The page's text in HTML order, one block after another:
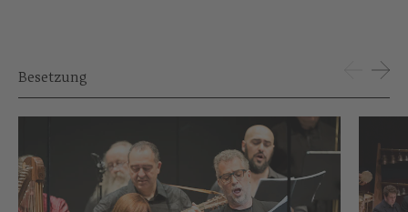
Besetzung